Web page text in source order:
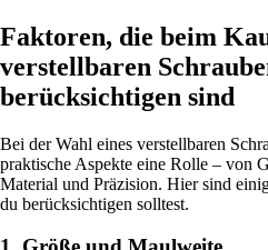
Faktoren, die beim
verstellbaren
berücksichtigen sind
Bei der Wahl eines verstellbaren
praktische Aspekte eine Rolle – von
Material und Präzision. Hier sind
du berücksichtigen solltest.